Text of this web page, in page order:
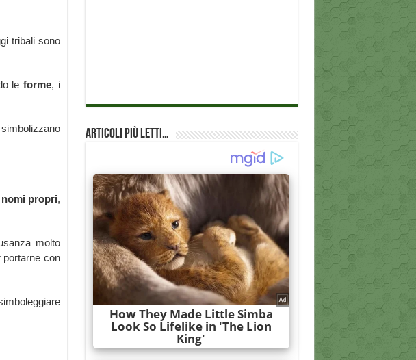
tribali sono
le forme, i
nomi propri,
molto
portarne con
Articoli più Letti…